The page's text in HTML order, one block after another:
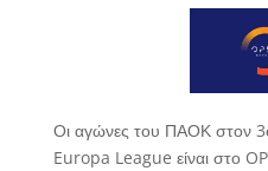
Οι αγώνες του ΠΑΟΚ στον
Europa League είναι στο